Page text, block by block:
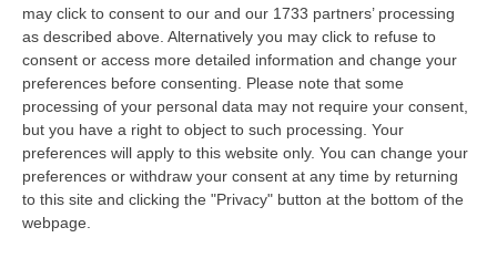
may click to consent to our and our 1733 partners’ processing
as described above. Alternatively you may click to refuse to
consent or access more detailed information and change your
preferences before consenting.
Please note that some
processing of your personal data may not require your consent,
but you have a right to object to such processing. Your
preferences will apply to this website only. You can change your
preferences or withdraw your consent at any time by returning
to this site and clicking the "Privacy" button at the bottom of the
webpage.